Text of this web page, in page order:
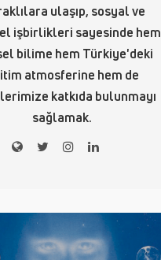
ulaşıp, sosyal ve
işbirlikleri sayesinde hem
bilime hem Türkiye'deki
atmosferine hem de
katkıda bulunmayı
sağlamak.